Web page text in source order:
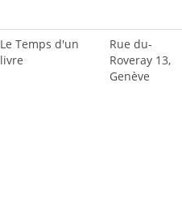
Le Temps d'un
livre
Rue du-
Roveray 13,
Genève